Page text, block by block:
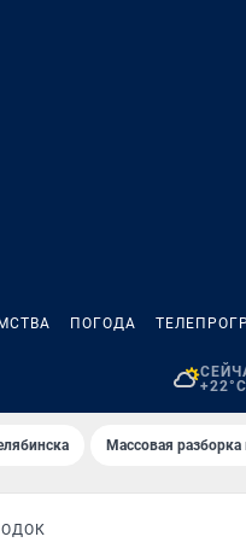
ПОГОДА
+22°C
Массовая